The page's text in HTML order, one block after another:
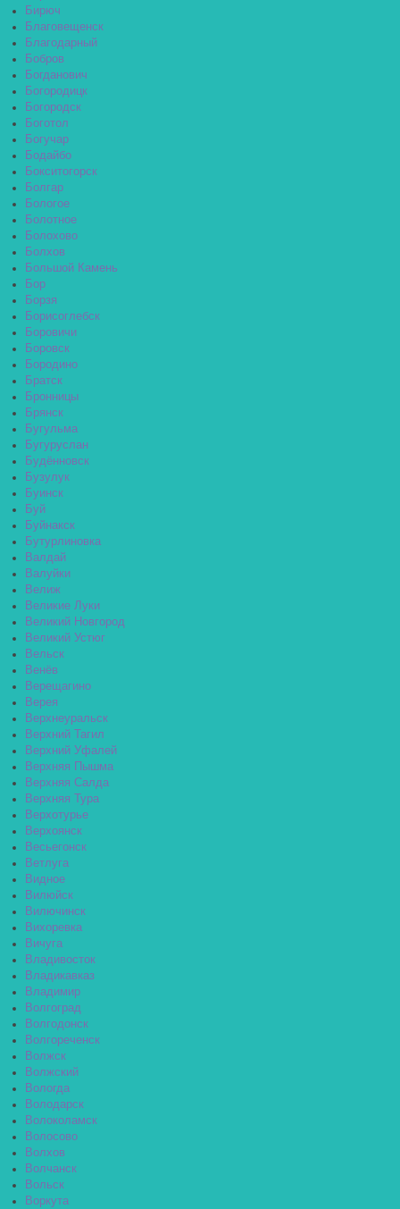
Бирюч
Благовещенск
Благодарный
Бобров
Богданович
Богородицк
Богородск
Боготол
Богучар
Бодайбо
Бокситогорск
Болгар
Бологое
Болотное
Болохово
Болхов
Большой Камень
Бор
Борзя
Борисоглебск
Боровичи
Боровск
Бородино
Братск
Бронницы
Брянск
Бугульма
Бугуруслан
Будённовск
Бузулук
Буинск
Буй
Буйнакск
Бутурлиновка
Валдай
Валуйки
Велиж
Великие Луки
Великий Новгород
Великий Устюг
Вельск
Венёв
Верещагино
Верея
Верхнеуральск
Верхний Тагил
Верхний Уфалей
Верхняя Пышма
Верхняя Салда
Верхняя Тура
Верхотурье
Верхоянск
Весьегонск
Ветлуга
Видное
Вилюйск
Вилючинск
Вихоревка
Вичуга
Владивосток
Владикавказ
Владимир
Волгоград
Волгодонск
Волгореченск
Волжск
Волжский
Вологда
Володарск
Волоколамск
Волосово
Волхов
Волчанск
Вольск
Воркута